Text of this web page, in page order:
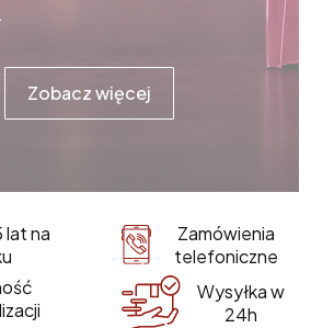
Zobacz więcej
lat na
Zamówienia
telefoniczne
Wysyłka w
24h